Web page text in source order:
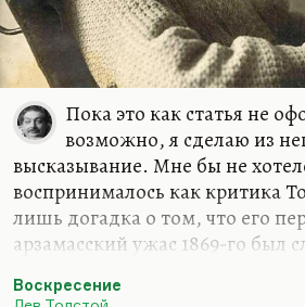
Пока это как статья не
возможно, я сделаю из
высказывание. Мне бы не
воспринималось как критика
лишь догадка о том, что его
арзамасский ужас 1869-го был
и это бывает довольно часто –
Воскресение